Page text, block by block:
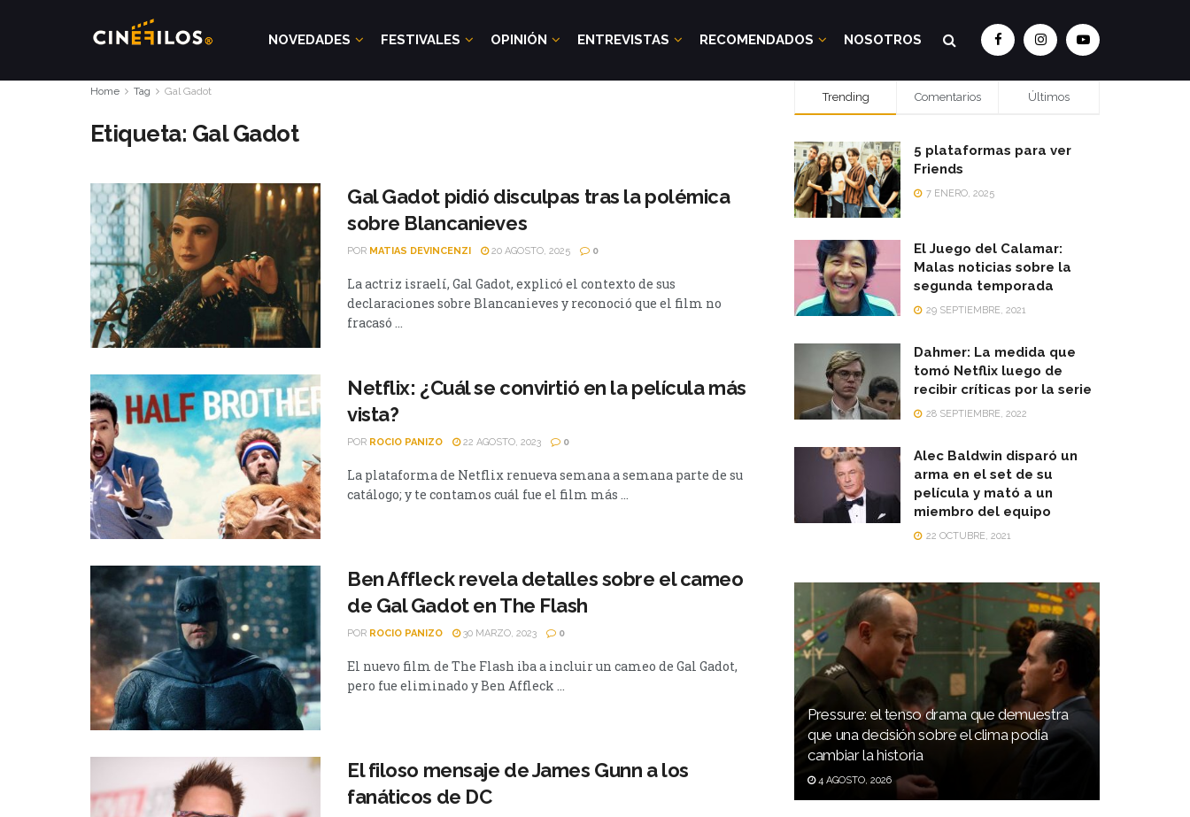
NOVEDADES FESTIVALES OPINIÓN ENTREVISTAS RECOMENDADOS NOSOTROS
Home Tag Gal Gadot
Etiqueta: Gal Gadot
Gal Gadot pidió disculpas tras la polémica
sobre Blancanieves
POR MATIAS DEVINCENZI 20 AGOSTO, 2025 0
La actriz israelí, Gal Gadot, explicó el contexto de sus
declaraciones sobre Blancanieves y reconoció que el film no
fracasó ...
Netflix: ¿Cuál se convirtió en la película más
vista?
POR ROCIO PANIZO 22 AGOSTO, 2023 0
La plataforma de Netflix renueva semana a semana parte de su
catálogo; y te contamos cuál fue el film más ...
Ben Affleck revela detalles sobre el cameo
de Gal Gadot en The Flash
POR ROCIO PANIZO 30 MARZO, 2023 0
El nuevo film de The Flash iba a incluir un cameo de Gal Gadot,
pero fue eliminado y Ben Affleck ...
El filoso mensaje de James Gunn a los
fanáticos de DC
Trending Comentarios Últimos
5 plataformas para ver
Friends
7 ENERO, 2025
El Juego del Calamar:
Malas noticias sobre la
segunda temporada
29 SEPTIEMBRE, 2021
Dahmer: La medida que
tomó Netflix luego de
recibir críticas por la serie
28 SEPTIEMBRE, 2022
Alec Baldwin disparó un
arma en el set de su
película y mató a un
miembro del equipo
22 OCTUBRE, 2021
Pressure: el tenso drama que demuestra
que una decisión sobre el clima podía
cambiar la historia
4 AGOSTO, 2026